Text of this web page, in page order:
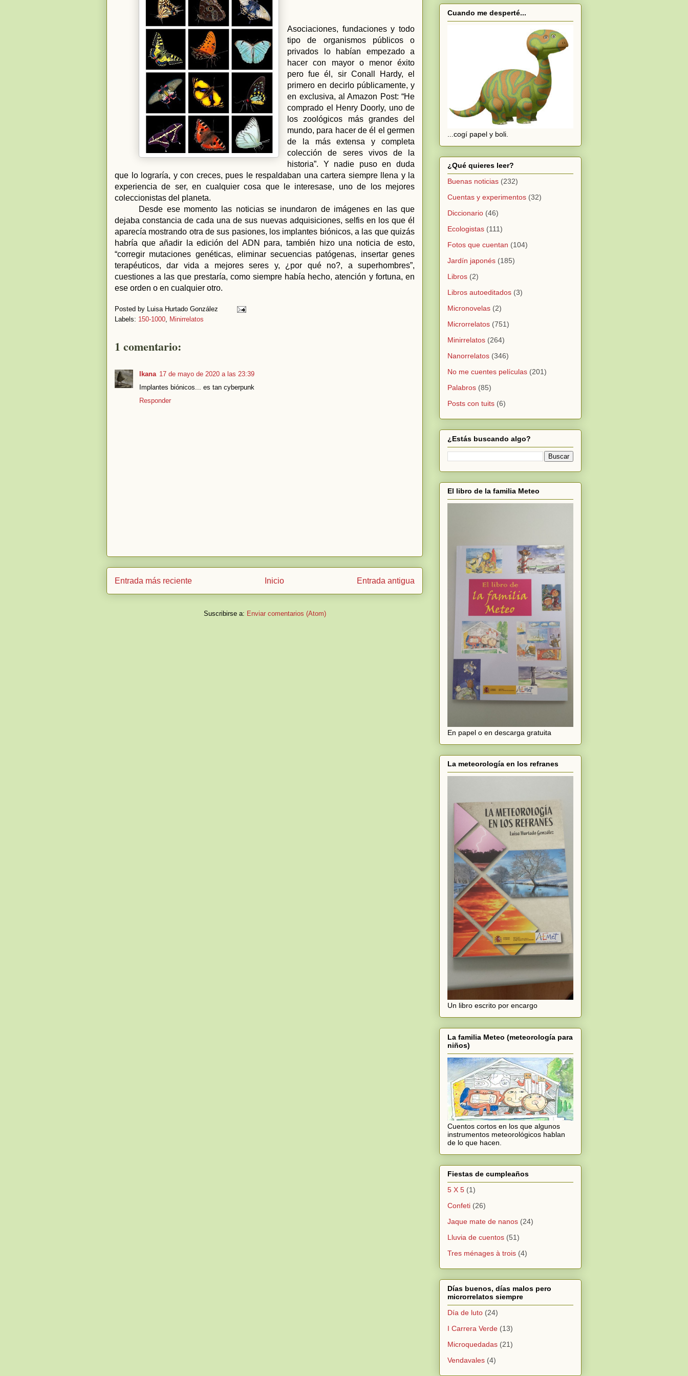
Asociaciones, fundaciones y todo
tipo de organismos públicos o
privados lo habían empezado a
hacer con mayor o menor éxito
pero fue él, sir Conall Hardy, el
primero en decirlo públicamente, y
en exclusiva, al Amazon Post: “He
comprado el Henry Doorly, uno de
los zoológicos más grandes del
mundo, para hacer de él el germen
de la más extensa y completa
colección de seres vivos de la
historia”. Y nadie puso en duda
que lo lograría, y con creces, pues le respaldaban una cartera siempre llena y la
experiencia de ser, en cualquier cosa que le interesase, uno de los mejores
coleccionistas del planeta.
Desde ese momento las noticias se inundaron de imágenes en las que
dejaba constancia de cada una de sus nuevas adquisiciones, selfis en los que él
aparecía mostrando otra de sus pasiones, los implantes biónicos, a las que quizás
habría que añadir la edición del ADN para, también hizo una noticia de esto,
“corregir mutaciones genéticas, eliminar secuencias patógenas, insertar genes
terapéuticos, dar vida a mejores seres y, ¿por qué no?, a superhombres”,
cuestiones a las que prestaría, como siempre había hecho, atención y fortuna, en
ese orden o en cualquier otro.
Posted by Luisa Hurtado González
Labels: 150-1000 Minirrelatos
1 comentario:
Ikana 17 de mayo de 2020 a las 23:39
Implantes biónicos... es tan cyberpunk
Responder
Entrada más reciente Entrada antigua
Inicio
Suscribirse a: Enviar comentarios (Atom)
Cuando me desperté...
...cogí papel y boli.
¿Qué quieres leer?
Buenas noticias (232)
Cuentas y experimentos (32)
Diccionario (46)
Ecologistas (111)
Fotos que cuentan (104)
Jardín japonés (185)
Libros (2)
Libros autoeditados (3)
Micronovelas (2)
Microrrelatos (751)
Minirrelatos (264)
Nanorrelatos (346)
No me cuentes películas (201)
Palabros (85)
Posts con tuits (6)
¿Estás buscando algo?
El libro de la familia Meteo
En papel o en descarga gratuita
La meteorología en los refranes
Un libro escrito por encargo
La familia Meteo (meteorología para
niños)
Cuentos cortos en los que algunos
instrumentos meteorológicos hablan
de lo que hacen.
Fiestas de cumpleaños
5 X 5 (1)
Confeti (26)
Jaque mate de nanos (24)
Lluvia de cuentos (51)
Tres ménages à trois (4)
Días buenos, días malos pero
microrrelatos siempre
Día de luto (24)
I Carrera Verde (13)
Microquedadas (21)
Vendavales (4)